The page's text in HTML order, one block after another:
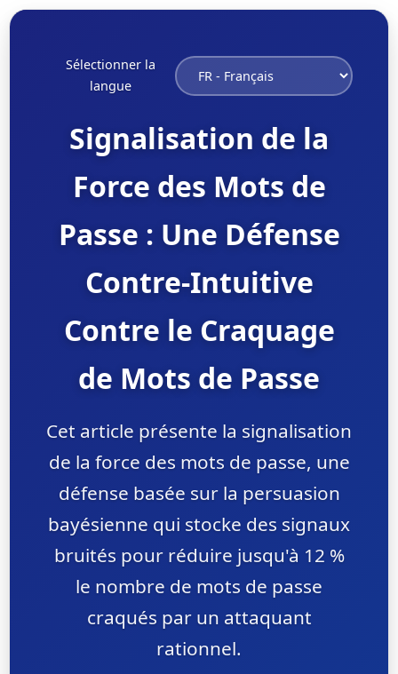
Sélectionner la
langue
Signalisation de la
Force des Mots de
Passe : Une Défense
Contre-Intuitive
Contre le Craquage
de Mots de Passe
Cet article présente la signalisation
de la force des mots de passe, une
défense basée sur la persuasion
bayésienne qui stocke des signaux
bruités pour réduire jusqu'à 12 %
le nombre de mots de passe
craqués par un attaquant
rationnel.